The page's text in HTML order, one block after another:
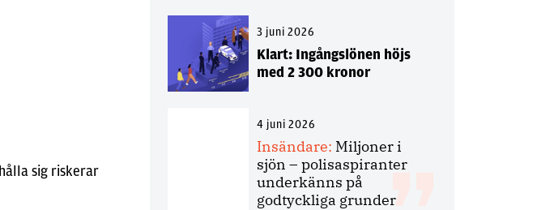
sig riskerar
3 juni 2026
Klart: Ingångslönen höjs
med 2 300 kronor
4 juni 2026
Insändare: Miljoner i
sjön – polisaspiranter
underkänns på
godtyckliga grunder